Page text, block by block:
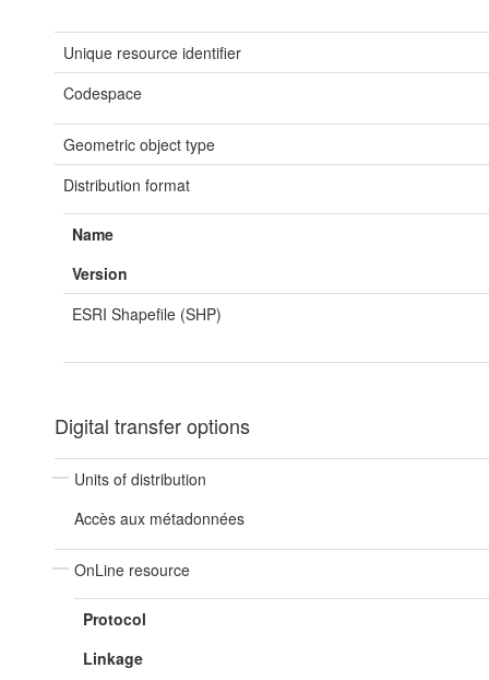
Unique resource identifier
Codespace
Geometric object type
Distribution format
Name
Version
ESRI Shapefile (SHP)
Digital transfer options
Units of distribution
Accès aux métadonnées
OnLine resource
Protocol
Linkage